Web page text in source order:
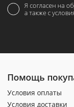
Я согласен на
а также с
Помощь
Условия оплаты
Условия доставки